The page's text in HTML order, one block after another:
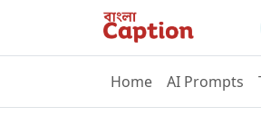
Home AI Prompts